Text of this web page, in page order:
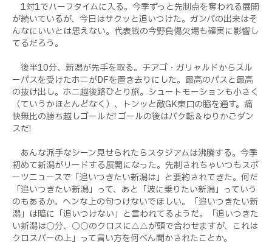
1対1でハーフタイムに入る。今季ずっと先制点を奪われる展開
が続いているが、今日はサクッと追いつけた。ガンバの出来はそ
んなにいいとは思えない。代表戦の今野負傷欠場も確実に影響し
てるだろう。
後半10分、新潟が先手を取る。チアゴ・ガリャルドからスル
ーパスを受けたホニがDFを置き去りにした。最高のパスと最高
の抜け出し。ホニ越後路ひとり旅。シュートモーションも小さく
（ていうかほとんどなく）、トンッと敵GK東口の脇を通す。痛
快無比の勝ち越しゴールだ! ゴールの後はバク転＆ゆりかごダン
スだ!
あんな派手なシーン見せられたらスタジアムは沸騰する。今季
初めて新潟がリードする展開になった。先制されちゃいつもスポ
ーツニュースで「追いつきたい新潟は」と要約されてきた。何だ
「追いつきたい新潟」って、あと「波に乗りたい新潟」っていう
のもあるか。ヘンな上の句つけないでほしい。「追いつきたい新
潟」は暗に「追いつけない」と言われてるようだ。「追いつきた
い新潟は○分、○○のクロスに△△が頭で合わせますが、これは
クロスバーの上」って言い方を何べん聞かされたことか。